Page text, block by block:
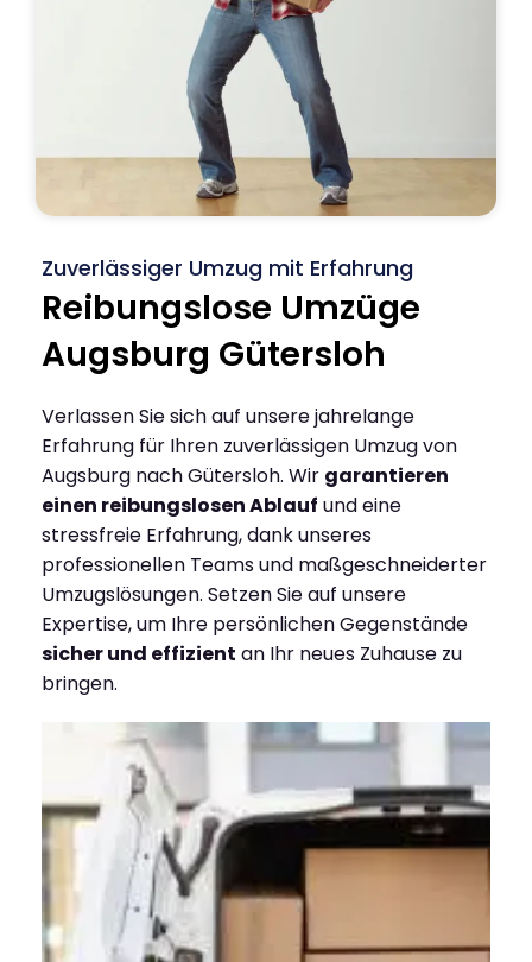
Zuverlässiger Umzug mit Erfahrung
Reibungslose Umzüge
Augsburg Gütersloh
Verlassen Sie sich auf unsere jahrelange
Erfahrung für Ihren zuverlässigen Umzug von
Augsburg nach Gütersloh. Wir garantieren
einen reibungslosen Ablauf und eine
stressfreie Erfahrung, dank unseres
professionellen Teams und maßgeschneiderter
Umzugslösungen. Setzen Sie auf unsere
Expertise, um Ihre persönlichen Gegenstände
sicher und effizient an Ihr neues Zuhause zu
bringen.